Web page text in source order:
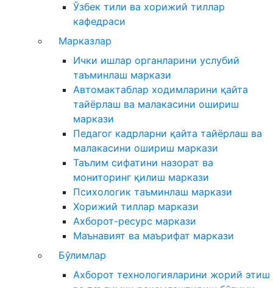
Ўзбек тили ва хорижий тиллар
кафедраси
Марказлар
Ички ишлар органларини услубий
таъминлаш маркази
Автомактаблар ходимларини қайта
тайёрлаш ва малакасини ошириш
маркази
Педагог кадрларни қайта тайёрлаш ва
малакасини ошириш маркази
Таълим сифатини назорат ва
мониторинг қилиш маркази
Психологик таъминлаш маркази
Хорижий тиллар маркази
Ахборот-ресурс маркази
Маънавият ва маърифат маркази
Бўлимлар
Ахборот технологияларини жорий этиш